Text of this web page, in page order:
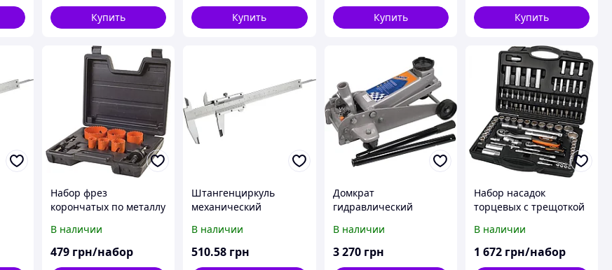
Купить Купить Купить Купить
Набор фрез
корончатых по металлу
В наличии
479 грн/набор
Штангенциркуль
механический
В наличии
510.58 грн
Домкрат
гидравлический
80-220
В наличии
3 270 грн
Набор насадок
торцевых с трещоткой
58-110
В наличии
1 672 грн/набор